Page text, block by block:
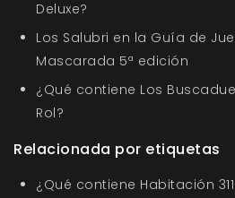
Deluxe?
Los Salubri en la Guía de
Mascarada 5ª edición
¿Qué contiene Los
Rol?
Relacionada por etiquetas
¿Qué contiene Habitación